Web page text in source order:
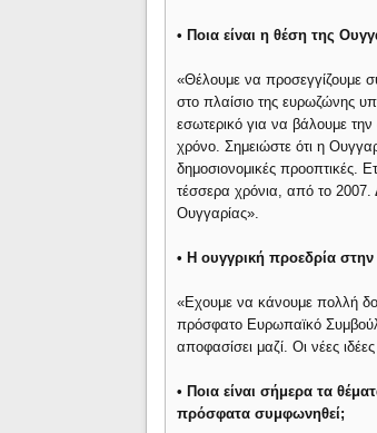
• Ποια είναι η θέση της
«Θέλουμε να προσεγγίζουμε
στο πλαίσιο της ευρωζώνης
εσωτερικό για να βάλουμε
χρόνο. Σημειώστε ότι η
δημοσιονομικές προοπτικές.
τέσσερα χρόνια, από το 2007.
Ουγγαρίας».
• Η ουγγρική προεδρία
«Eχουμε να κάνουμε πολλή
πρόσφατο Ευρωπαϊκό
αποφασίσει μαζί. Οι νέες
• Ποια είναι σήμερα τα
πρόσφατα συμφωνηθεί;